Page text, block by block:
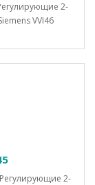
2-
VVI46
2-